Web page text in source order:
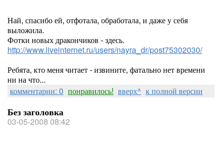
Най, спасибо ей, отфотала, обработала, и даже у себя
выложила.
Фотки новых дракончиков - здесь.
http://www.liveinternet.ru/users/nayra_dr/post75302030/
Ребята, кто меня читает - извините, фатально нет времени
ни на что...
комментарии: 0 понравилось! вверх^ к полной версии
Без заголовка
03-05-2008 08:42